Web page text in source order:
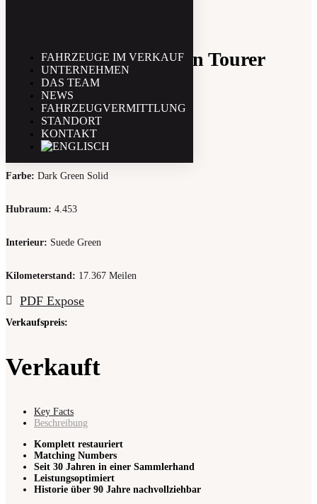
FAHRZEUGE IM VERKAUF
UNTERNEHMEN
DAS TEAM
NEWS
FAHRZEUGVERMITTLUNG
STANDORT
KONTAKT
Lagonda M45 T7 Open Tourer
Baujahr :1934
Leistung (PS):140
Farbe: Dark Green Solid
Hubraum: 4.453
Interieur: Suede Green
Kilometerstand: 17.367 Meilen
PDF Expose
Verkaufspreis:
Verkauft
Key Facts
Beschreibung
Komplett restauriert
Matching Numbers
Seit 30 Jahren in einer Sammlerhand
Leistungsoptimiert
Historie über 90 Jahre nachvollziehbar